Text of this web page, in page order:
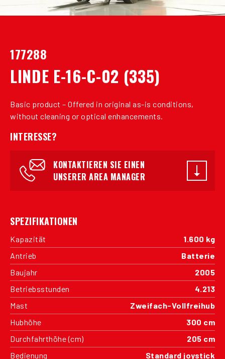
177288
LINDE E-16-C-02 (335)
Basic product – Offered in original as-is conditions,
without cleaning or optical enhancements.
INTERESSE?
KONTAKTIEREN SIE EINEN
UNSERER AREA MANAGER
SPEZIFIKATIONEN
Kapazität
1.600 kg
Antrieb
Batterie
Baujahr
2005
Betriebsstunden
4.213
Mast
Zweifach-Vollfreihub
Hubhöhe
300 cm
Durchfahrthöhe (cm)
205 cm
Bedienung
Standard joystick